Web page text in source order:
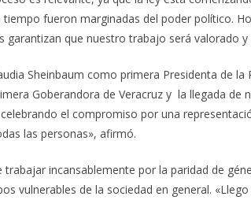
fueron marginadas del poder político.
que nuestro trabajo será valorado y
Sheinbaum como primera Presidenta de la
Goberandora de Veracruz y la llegada de
el compromiso por una
las personas», afirmó.
incansablemente por la paridad de
vulnerables de la sociedad en general.